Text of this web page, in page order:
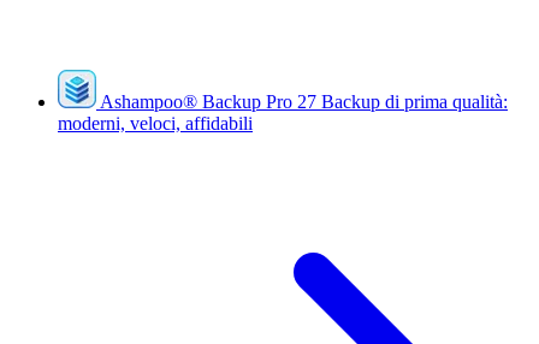
Ashampoo® Backup Pro 27 Backup di prima qualità:
moderni, veloci, affidabili